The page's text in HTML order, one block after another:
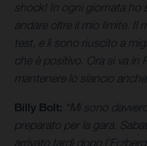
shock! In ogni giornata ho
andare oltre il mio limite. Il
test, e lì sono riuscito a
che è positivo. Ora si va in
mantenere lo slancio anche
Billy Bolt: “Mi sono
preparato per la gara.
arrivato tardi dopo